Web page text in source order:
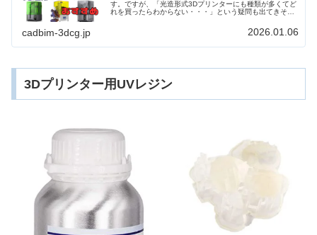
す。ですが、「光造形式3Dプリンターにも種類が多くてど
れを買ったらわからない・・・」という疑問も出てきそう
ターを複数台稼働させている筆者が、おすすめ機種5選を
価格別に初心者にも分かりやすく解説します！
cadbim-3dcg.jp 2026.01.06
3Dプリンター用UVレジン